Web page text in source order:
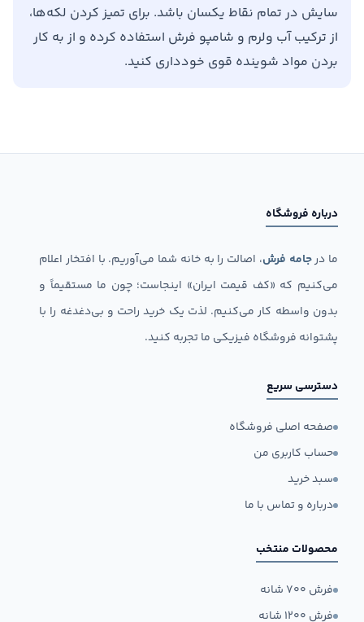
سایش در تمام نقاط یکسان باشد. برای تمیز کردن لکه‌ها،
از ترکیب آب ولرم و شامپو فرش استفاده کرده و از به کار
بردن مواد شوینده قوی خودداری کنید.
درباره فروشگاه
ما درجامه فرش، اصالت را به خانه شما می‌آوریم. با افتخار اعلام
می‌کنیم که «کف قیمت ایران» اینجاست؛ چون ما مستقیماً و
بدون واسطه کار می‌کنیم. لذت یک خرید راحت و بی‌دغدغه را با
پشتوانه فروشگاه فیزیکی ما تجربه کنید.
دسترسی سریع
صفحه اصلی فروشگاه
حساب کاربری من
سبد خرید
درباره و تماس با ما
محصولات منتخب
فرش ۷۰۰ شانه
فرش ۱۲۰۰ شانه